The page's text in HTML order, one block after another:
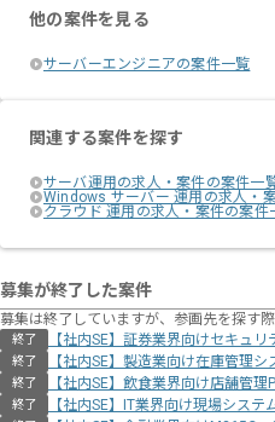
他の案件を見る
サーバーエンジニアの案件一覧
関連する案件を探す
サーバ運用の求人・案件の案件一
Windows サーバー 運用の求人・
クラウド 運用の求人・案件の案件
募集が終了した案件
募集は終了していますが、参画先を探す
終了 【社内SE】証券業界向けセキュリ
終了 【社内SE】製造業向け在庫管理シ
終了 【社内SE】飲食業界向け店舗管
終了 【社内SE】IT業界向け現場システ